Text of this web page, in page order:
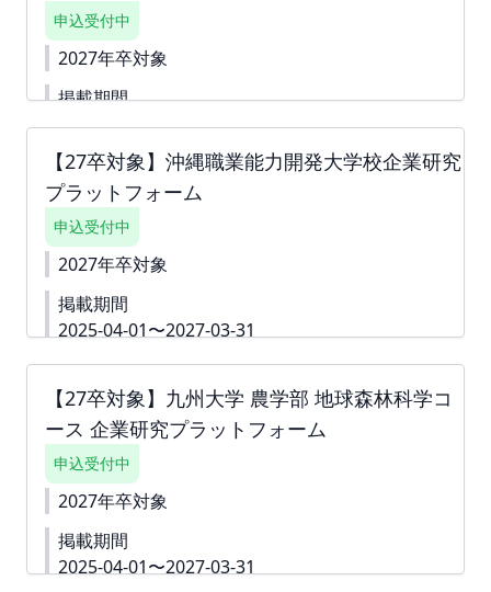
クをしてお申込みを進めていただくことも可能で
す。 ※掲載確定後も何度でも編集可能です。 ※ご請
求書は掲載が確定した月末に発行いたします。 ツ
ナガリへアップロードいたしますので、ダウンロー
お支払い締切は翌月末でございます。
申込受付中
2027年卒対象
掲載期間
2025-04-07〜2027-03-31
詳細資料https://second-
campus.net/upload/freepage/67d779eb01c30.pdf
下書き機能はございません。 「回答内容を学生に公
開しない」というチェック付きの質問は 「ダミー」
や「000」などをご入力いただき、 「回答内容を学
生に公開しない」というチェックボックスへチェッ
クをしてお申込みを進めていただくことも可能で
す。 ※掲載確定後も何度でも編集可能です。 ※ご請
求書は掲載が確定した月末に発行いたします。 ツ
お支払い締切は翌月末でございます。
【27卒対象】沖縄職業能力開発大学校企業研究
プラットフォーム
申込受付中
2027年卒対象
掲載期間
2025-04-01〜2027-03-31
下書き機能はございません。 すぐに入力できない内
容がある場合は、「ダミー」や「000」などをご入
力して進んでください。 ※掲載確定後も何度でも編
集可能です。 詳細資料https://second-
campus.net/upload/freepage/67d120f615ebf.pdf
※ご請求書は掲載が確定した月末に発行いたしま
す。
【27卒対象】九州大学 農学部 地球森林科学コ
ース 企業研究プラットフォーム
申込受付中
2027年卒対象
掲載期間
2025-04-01〜2027-03-31